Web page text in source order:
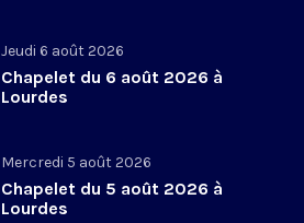
Jeudi 6 août 2026
Chapelet du 6 août 2026 à
Lourdes
Mercredi 5 août 2026
Chapelet du 5 août 2026 à
Lourdes